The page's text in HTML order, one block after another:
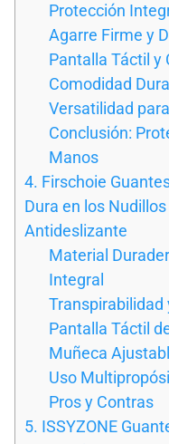
Protección
Agarre Firme y
Pantalla Táctil y
Comodidad
Versatilidad
Conclusión:
Manos
4. Firschoie
Dura en los
Antideslizante
Material
Integral
Transpirabilidad
Pantalla Táctil
Muñeca
Uso
Pros y Contras
5. ISSYZONE